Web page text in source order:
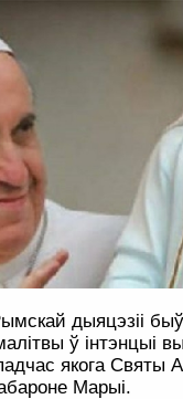
дыяцэзіі
ў інтэнцыі
якога Святы
Марыі.